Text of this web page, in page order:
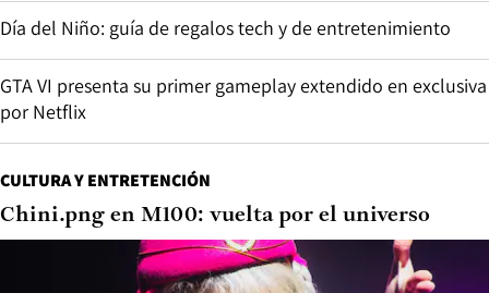
Día del Niño: guía de regalos tech y de entretenimiento
GTA VI presenta su primer gameplay extendido en exclusiva
por Netflix
CULTURA Y ENTRETENCIÓN
Chini.png en M100: vuelta por el universo